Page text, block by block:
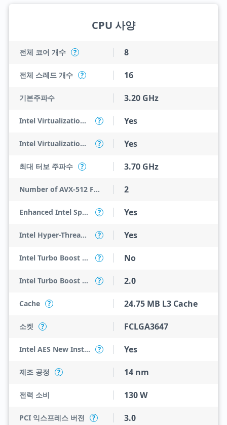
CPU 사양
전체 코어 개수 ? 8
전체 스레드 개수 ? 16
기본주파수 3.20 GHz
Intel Virtualization Technology (VT-x) ? Yes
Intel Virtualization Technology for Directed I/O (VT-d) ? Yes
최대 터보 주파수 ? 3.70 GHz
Number of AVX-512 FMA Units 2
Enhanced Intel SpeedStep Technology ? Yes
Intel Hyper-Threading Technology ? Yes
Intel Turbo Boost Max Technology 3.0 ? No
Intel Turbo Boost Technology ? 2.0
Cache ? 24.75 MB L3 Cache
소켓 ? FCLGA3647
Intel AES New Instructions ? Yes
제조 공정 ? 14 nm
전력 소비 130 W
PCI 익스프레스 버전 ? 3.0